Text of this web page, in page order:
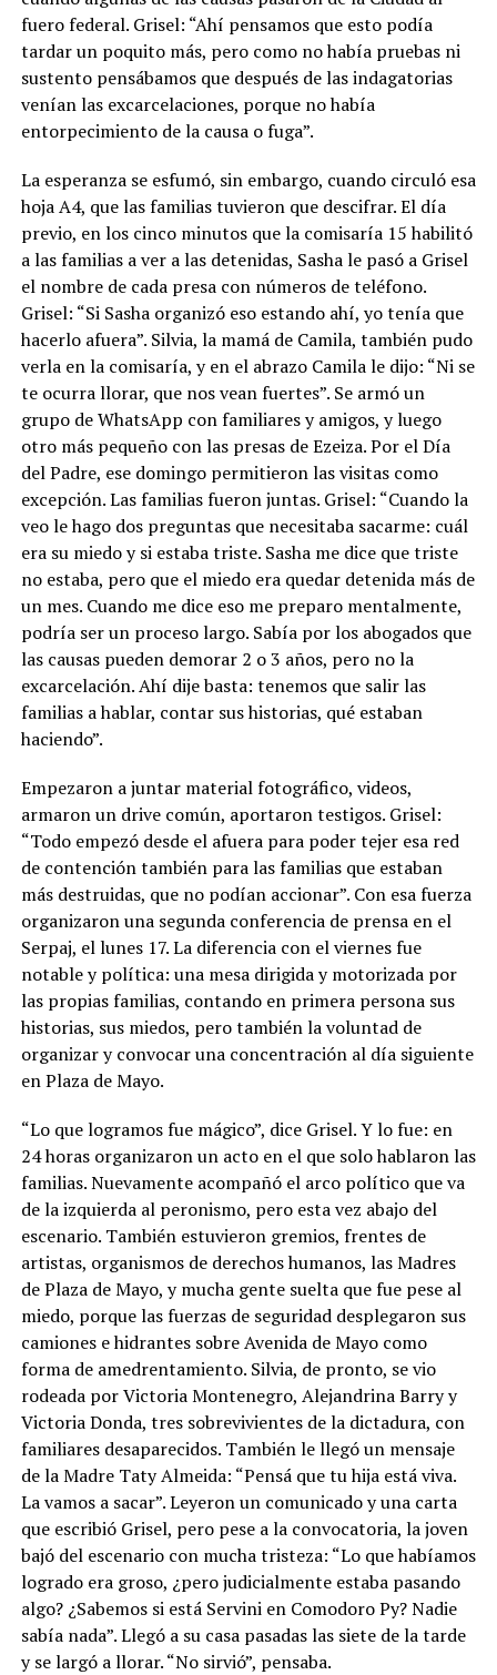
fuero federal. Grisel: “Ahí pensamos que esto podía
tardar un poquito más, pero como no había pruebas ni
sustento pensábamos que después de las indagatorias
venían las excarcelaciones, porque no había
entorpecimiento de la causa o fuga”.
La esperanza se esfumó, sin embargo, cuando circuló esa
hoja A4, que las familias tuvieron que descifrar. El día
previo, en los cinco minutos que la comisaría 15 habilitó
a las familias a ver a las detenidas, Sasha le pasó a Grisel
el nombre de cada presa con números de teléfono.
Grisel: “Si Sasha organizó eso estando ahí, yo tenía que
hacerlo afuera”. Silvia, la mamá de Camila, también pudo
verla en la comisaría, y en el abrazo Camila le dijo: “Ni se
te ocurra llorar, que nos vean fuertes”. Se armó un
grupo de WhatsApp con familiares y amigos, y luego
otro más pequeño con las presas de Ezeiza. Por el Día
del Padre, ese domingo permitieron las visitas como
excepción. Las familias fueron juntas. Grisel: “Cuando la
veo le hago dos preguntas que necesitaba sacarme: cuál
era su miedo y si estaba triste. Sasha me dice que triste
no estaba, pero que el miedo era quedar detenida más de
un mes. Cuando me dice eso me preparo mentalmente,
podría ser un proceso largo. Sabía por los abogados que
las causas pueden demorar 2 o 3 años, pero no la
excarcelación. Ahí dije basta: tenemos que salir las
familias a hablar, contar sus historias, qué estaban
haciendo”.
Empezaron a juntar material fotográfico, videos,
armaron un drive común, aportaron testigos. Grisel:
“Todo empezó desde el afuera para poder tejer esa red
de contención también para las familias que estaban
más destruidas, que no podían accionar”. Con esa fuerza
organizaron una segunda conferencia de prensa en el
Serpaj, el lunes 17. La diferencia con el viernes fue
notable y política: una mesa dirigida y motorizada por
las propias familias, contando en primera persona sus
historias, sus miedos, pero también la voluntad de
organizar y convocar una concentración al día siguiente
en Plaza de Mayo.
“Lo que logramos fue mágico”, dice Grisel. Y lo fue: en
24 horas organizaron un acto en el que solo hablaron las
familias. Nuevamente acompañó el arco político que va
de la izquierda al peronismo, pero esta vez abajo del
escenario. También estuvieron gremios, frentes de
artistas, organismos de derechos humanos, las Madres
de Plaza de Mayo, y mucha gente suelta que fue pese al
miedo, porque las fuerzas de seguridad desplegaron sus
camiones e hidrantes sobre Avenida de Mayo como
forma de amedrentamiento. Silvia, de pronto, se vio
rodeada por Victoria Montenegro, Alejandrina Barry y
Victoria Donda, tres sobrevivientes de la dictadura, con
familiares desaparecidos. También le llegó un mensaje
de la Madre Taty Almeida: “Pensá que tu hija está viva.
La vamos a sacar”. Leyeron un comunicado y una carta
que escribió Grisel, pero pese a la convocatoria, la joven
bajó del escenario con mucha tristeza: “Lo que habíamos
logrado era groso, ¿pero judicialmente estaba pasando
algo? ¿Sabemos si está Servini en Comodoro Py? Nadie
sabía nada”. Llegó a su casa pasadas las siete de la tarde
y se largó a llorar. “No sirvió”, pensaba.